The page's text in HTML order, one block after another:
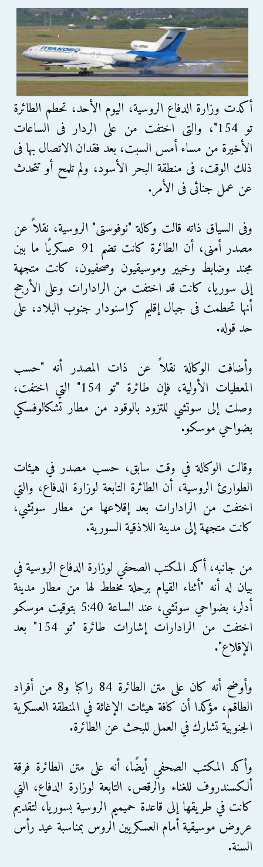
أكدت وزارة الدفاع الروسية، اليوم الأحد، تحطم الطائرة
تو 154"، والتى اختفت من على الردار فى الساعات
الأخيرة من مساء أمس السبت، بعد فقدان الاتصال بها فى
ذلك الوقت، فى منطقة البحر الأسود، ولم تلمح أو تتحدث
عن عمل جنائى فى الأمر.
وفى السياق ذاته قالت وكالة "نوفوستى" الروسية، نقلاً عن
مصدر أمنى، أن الطائرة كانت تضم 91 عسكريًا ما بين
مجند وضابط وخبير وموسيقيون وصحفيون، كانت متجهة
إلى سوريا، كانت قد اختفت من الرادارات وعلى الأرجح
أنها تحطمت فى جبال إقليم كراسنودار جنوب البلاد، على
حد قوله.
وأضافت الوكالة نقلاً عن ذات المصدر أنه "حسب
المعطيات الأولية، فإن طائرة "تو 154" التي اختفت،
وصلت إلى سوتشي للتزود بالوقود من مطار تشكالوفسكي
بضواحي موسكو.
وقالت الوكالة في وقت سابق، حسب مصدر في هيئات
الطوارئ الروسية، أن الطائرة التابعة لوزارة الدفاع، والتي
اختفت من الرادارات بعد إقلاعها من مطار سوتشي،
كانت متجهة إلى مدينة اللاذقية السورية.
من جانبه، أكد المكتب الصحفي لوزارة الدفاع الروسية في
بيان له أنه "أثناء القيام برحلة مخطط لها من مطار مدينة
أدلر، بضواحي سوتشي، عند الساعة 5:40 بتوقيت موسكو
اختفت من الرادارات إشارات طائرة "تو 154" بعد
الإقلاع".
وأوضح أنه كان على متن الطائرة 84 راكبا و8 من أفراد
الطاقم، مؤكدا أن كافة هيئات الإغاثة في المنطقة العسكرية
الجنوبية تشارك في العمل للبحث عن الطائرة.
وأكد المكتب الصحفي أيضًا، أنه على متن الطائرة فرقة
ألكسندروف للغناء والرقص، التابعة لوزارة الدفاع، التي
كانت في طريقها إلى قاعدة حميميم الروسية بسوريا، لتقديم
عروض موسيقية أمام العسكريين الروس بمناسبة عيد رأس
السنة.